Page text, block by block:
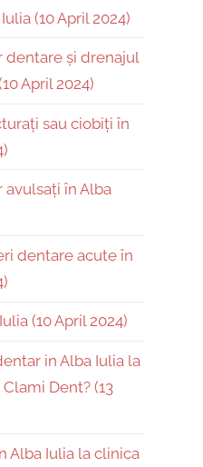
(10 April 2024)
dentare și drenajul
April 2024)
sau ciobiți în
în Alba
dentare acute în
(10 April 2024)
in Alba Iulia la
Dent? (13
Alba Iulia la clinica